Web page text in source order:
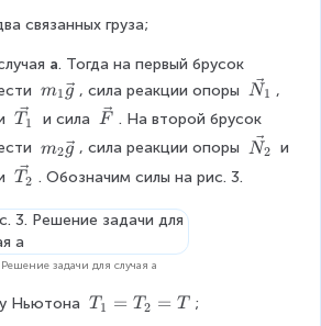
связанных груза;
а. Тогда на первый брусок
m
_
1
}
v
c
g
m1 g , сила реакции опоры
\
e
c
N1 ,
\
e
c
{
T
_
1
}
T1 и сила
\
c
{
F
}
F . На второй брусок
m
_
2
\
e
m2g , сила реакции опоры
\
N2
и
\
e
c
{
_
T2 . Обозначим силы на рис. 3.
задачи для случая а
Ньютона T
T 1 = T2 = T ;